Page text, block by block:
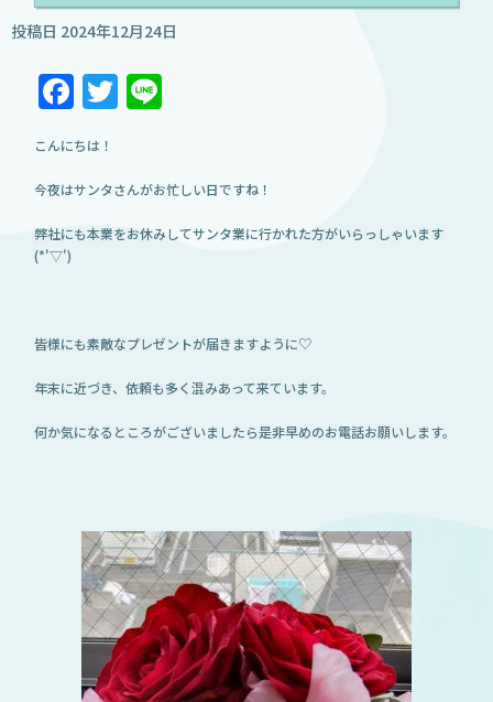
投稿日 2024年12月24日
Facebook
Twitter
こんにちは！
今夜はサンタさんがお忙しい日ですね！
弊社にも本業をお休みしてサンタ業に行かれた方がいらっしゃいます
(*'▽')
皆様にも素敵なプレゼントが届きますように♡
年末に近づき、依頼も多く混みあって来ています。
何か気になるところがございましたら是非早めのお電話お願いします。